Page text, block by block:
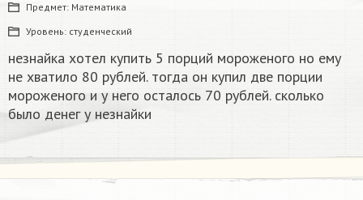
Предмет: Математика
Уровень: студенческий
незнайка хотел купить 5 порций мороженого но ему
не хватило 80 рублей. тогда он купил две порции
мороженого и у него осталось 70 рублей. сколько
было денег у незнайки